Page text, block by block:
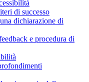
di successo
dichiarazione di
e procedura di